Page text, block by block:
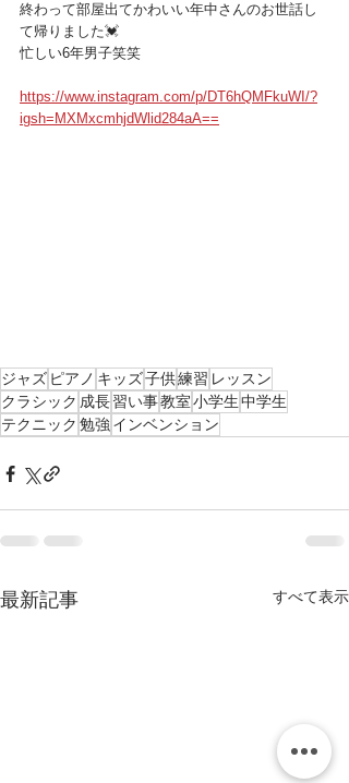
終わって部屋出てかわいい年中さんのお世話し
て帰りました💓
忙しい6年男子笑笑
https://www.instagram.com/p/DT6hQMFkuWI/?
igsh=MXMxcmhjdWlid284aA==
ジャズ ピアノ キッズ子供練習 レッスン
クラシック 成長習い事教室小学生中学生
テクニック 勉強 インベンション
最新記事 すべて表示